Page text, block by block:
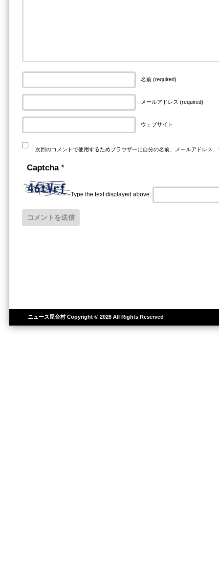
名前 (required)
メールアドレス (required)
ウェブサイト
次回のコメントで使用するためブラウザーに自分の名前、メールアドレス
Captcha *
Type the text displayed above:
ニュース屋台村Copyright © 2026 All Rights Reserved